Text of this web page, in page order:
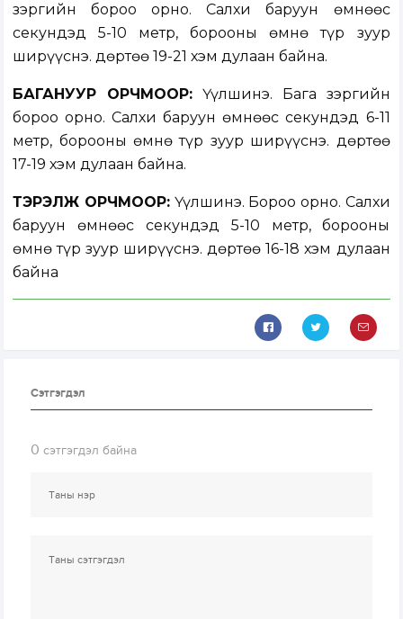
зэргийн бороо орно. Салхи баруун өмнөөс
секундэд 5-10 метр, борооны өмнө түр зуур
ширүүснэ. Өдөртөө 19-21 хэм дулаан байна.
БАГАНУУР ОРЧМООР: Үүлшинэ. Бага зэргийн
бороо орно. Салхи баруун өмнөөс секундэд 6-11
метр, борооны өмнө түр зуур ширүүснэ. Өдөртөө
17-19 хэм дулаан байна.
ТЭРЭЛЖ ОРЧМООР: Үүлшинэ. Бороо орно. Салхи
баруун өмнөөс секундэд 5-10 метр, борооны
өмнө түр зуур ширүүснэ. Өдөртөө 16-18 хэм дулаан
байна
Сэтгэгдэл
0 сэтгэгдэл байна